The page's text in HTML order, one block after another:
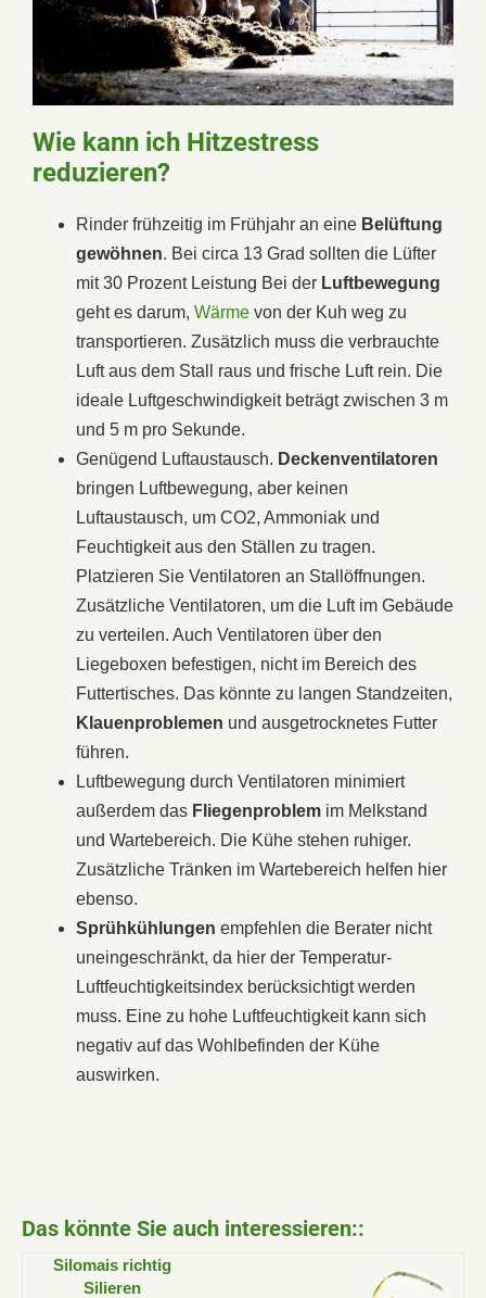
Wie kann ich Hitzestress
reduzieren?
Rinder frühzeitig im Frühjahr an eine Belüftung
gewöhnen. Bei circa 13 Grad sollten die Lüfter
mit 30 Prozent Leistung Bei der Luftbewegung
geht es darum, Wärme von der Kuh weg zu
transportieren. Zusätzlich muss die verbrauchte
Luft aus dem Stall raus und frische Luft rein. Die
ideale Luftgeschwindigkeit beträgt zwischen 3 m
und 5 m pro Sekunde.
Genügend Luftaustausch. Deckenventilatoren
bringen Luftbewegung, aber keinen
Luftaustausch, um CO2, Ammoniak und
Feuchtigkeit aus den Ställen zu tragen.
Platzieren Sie Ventilatoren an Stallöffnungen.
Zusätzliche Ventilatoren, um die Luft im Gebäude
zu verteilen. Auch Ventilatoren über den
Liegeboxen befestigen, nicht im Bereich des
Futtertisches. Das könnte zu langen Standzeiten,
Klauenproblemen und ausgetrocknetes Futter
führen.
Luftbewegung durch Ventilatoren minimiert
außerdem das Fliegenproblem im Melkstand
und Wartebereich. Die Kühe stehen ruhiger.
Zusätzliche Tränken im Wartebereich helfen hier
ebenso.
Sprühkühlungen empfehlen die Berater nicht
uneingeschränkt, da hier der Temperatur-
Luftfeuchtigkeitsindex berücksichtigt werden
muss. Eine zu hohe Luftfeuchtigkeit kann sich
negativ auf das Wohlbefinden der Kühe
auswirken.
Das könnte Sie auch interessieren::
Silomais richtig
Silieren